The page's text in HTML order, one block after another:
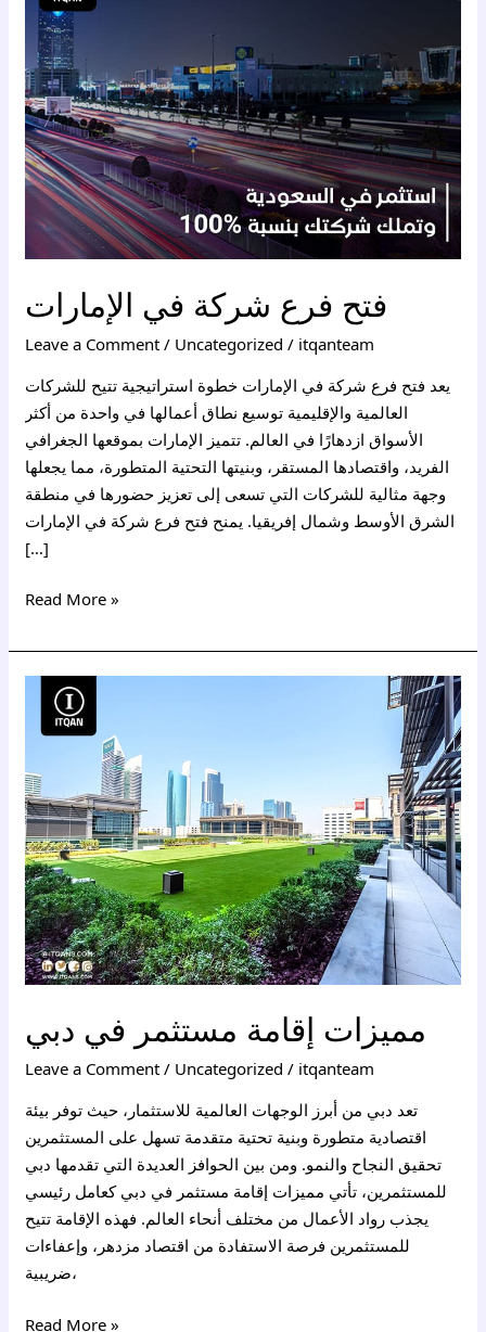
فتح فرع شركة في الإمارات
Leave a Comment / Uncategorized / itqanteam
يعد فتح فرع شركة في الإمارات خطوة استراتيجية تتيح للشركات
العالمية والإقليمية توسيع نطاق أعمالها في واحدة من أكثر
الأسواق ازدهارًا في العالم. تتميز الإمارات بموقعها الجغرافي
الفريد، واقتصادها المستقر، وبنيتها التحتية المتطورة، مما يجعلها
وجهة مثالية للشركات التي تسعى إلى تعزيز حضورها في منطقة
الشرق الأوسط وشمال إفريقيا. يمنح فتح فرع شركة في الإمارات
[…]
شركة
في
الإمارات
Read More »
مميزات إقامة مستثمر في دبي
Leave a Comment / Uncategorized / itqanteam
تعد دبي من أبرز الوجهات العالمية للاستثمار، حيث توفر بيئة
اقتصادية متطورة وبنية تحتية متقدمة تسهل على المستثمرين
تحقيق النجاح والنمو. ومن بين الحوافز العديدة التي تقدمها دبي
للمستثمرين، تأتي مميزات إقامة مستثمر في دبي كعامل رئيسي
يجذب رواد الأعمال من مختلف أنحاء العالم. فهذه الإقامة تتيح
للمستثمرين فرصة الاستفادة من اقتصاد مزدهر، وإعفاءات
ضريبية،
مميزات
إقامة
مستثمر
في
دبي
Read More »